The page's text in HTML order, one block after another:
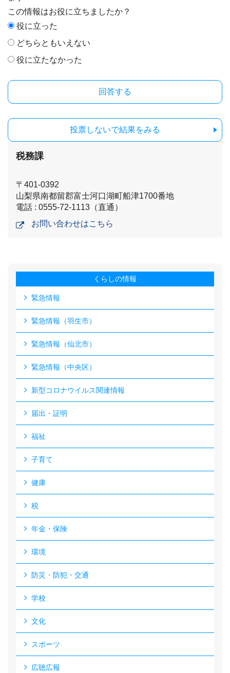
この情報はお役に立ちましたか？
役に立った
どちらともいえない
役に立たなかった
投票しないで結果をみる
税務課
〒401-0392
山梨県南都留郡富士河口湖町船津1700番地
電話 : 0555-72-1113（直通）
お問い合わせはこちら
くらしの情報
緊急情報
緊急情報（羽生市）
緊急情報（仙北市）
緊急情報（中央区）
新型コロナウイルス関連情報
届出・証明
福祉
子育て
健康
税
年金・保険
環境
防災・防犯・交通
学校
文化
スポーツ
広聴広報